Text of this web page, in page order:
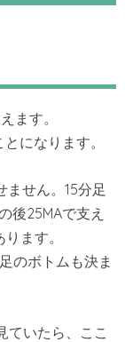
ます。
になります。
ません。15分足
後25MAで支え
ます。
のボトムも決ま
ていたら、ここ